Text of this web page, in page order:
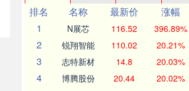
排名
名称 最新价 涨幅
1
N展芯 116.52 396.89%
2 锐翔智能 110.02 20.21%
3 志特新材 14.8 20.03%
4 博腾股份 20.44 20.02%